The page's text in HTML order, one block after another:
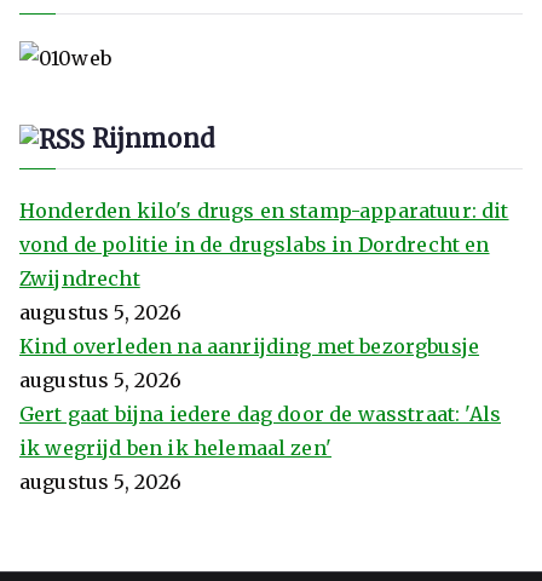
Rijnmond
Honderden kilo's drugs en stamp-apparatuur: dit
vond de politie in de drugslabs in Dordrecht en
Zwijndrecht
augustus 5, 2026
Kind overleden na aanrijding met bezorgbusje
augustus 5, 2026
Gert gaat bijna iedere dag door de wasstraat: 'Als
ik wegrijd ben ik helemaal zen'
augustus 5, 2026